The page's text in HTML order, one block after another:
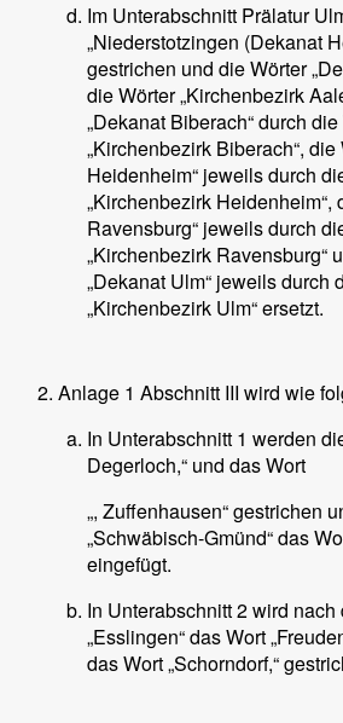
Im Unterabschnitt Prälatur
„Niederstotzingen (Dekanat
gestrichen und die Wörter
die Wörter „Kirchenbezirk
„Dekanat Biberach“ durch
„Kirchenbezirk Biberach“, die
Heidenheim“ jeweils durch
„Kirchenbezirk Heidenheim“,
Ravensburg“ jeweils durch
„Kirchenbezirk Ravensburg“
„Dekanat Ulm“ jeweils durch
„Kirchenbezirk Ulm“ ersetzt.
Anlage 1 Abschnitt III wird wie
In Unterabschnitt 1 werden
Degerloch,“ und das Wort
„, Zuffenhausen“ gestrichen
„Schwäbisch-Gmünd“ das
eingefügt.
In Unterabschnitt 2 wird nach
„Esslingen“ das Wort
das Wort „Schorndorf,“